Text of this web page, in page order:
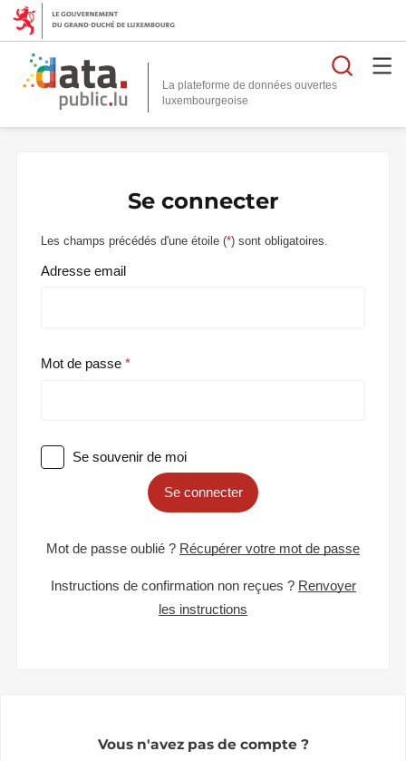
La plateforme de données ouvertes
Se connecter
Les champs précédés d'une étoile (*) sont obligatoires.
Adresse email
Mot de passe
Se souvenir de moi
Se connecter
Mot de passe oublié ? Récupérer votre mot de passe
Instructions de confirmation non reçues ? Renvoyer
les instructions
Vous n'avez pas de compte ?